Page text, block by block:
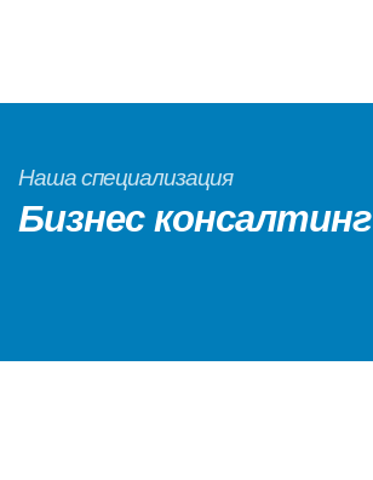
Наша специализация
Бизнес консалтинг